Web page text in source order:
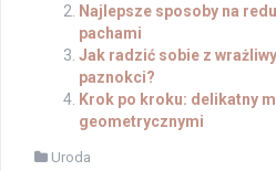
Najlepsze sposoby na
pachami
Jak radzić sobie z
paznokci?
Krok po kroku: delikatny
geometrycznymi
Uroda